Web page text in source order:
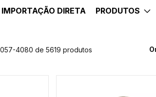
IMPORTAÇÃO DIRETA PRODUTOS
4080 de 5619 produtos